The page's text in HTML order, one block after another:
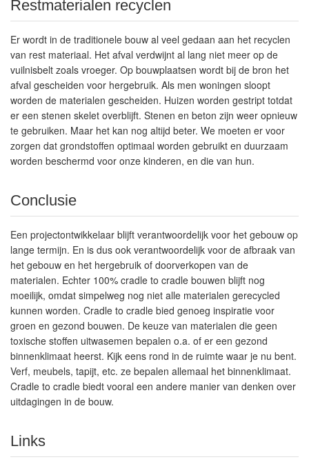
Restmaterialen recyclen
Er wordt in de traditionele bouw al veel gedaan aan het recyclen
van rest materiaal. Het afval verdwijnt al lang niet meer op de
vuilnisbelt zoals vroeger. Op bouwplaatsen wordt bij de bron het
afval gescheiden voor hergebruik. Als men woningen sloopt
worden de materialen gescheiden. Huizen worden gestript totdat
er een stenen skelet overblijft. Stenen en beton zijn weer opnieuw
te gebruiken. Maar het kan nog altijd beter. We moeten er voor
zorgen dat grondstoffen optimaal worden gebruikt en duurzaam
worden beschermd voor onze kinderen, en die van hun.
Conclusie
Een projectontwikkelaar blijft verantwoordelijk voor het gebouw op
lange termijn. En is dus ook verantwoordelijk voor de afbraak van
het gebouw en het hergebruik of doorverkopen van de
materialen. Echter 100% cradle to cradle bouwen blijft nog
moeilijk, omdat simpelweg nog niet alle materialen gerecycled
kunnen worden. Cradle to cradle bied genoeg inspiratie voor
groen en gezond bouwen. De keuze van materialen die geen
toxische stoffen uitwasemen bepalen o.a. of er een gezond
binnenklimaat heerst. Kijk eens rond in de ruimte waar je nu bent.
Verf, meubels, tapijt, etc. ze bepalen allemaal het binnenklimaat.
Cradle to cradle biedt vooral een andere manier van denken over
uitdagingen in de bouw.
Links